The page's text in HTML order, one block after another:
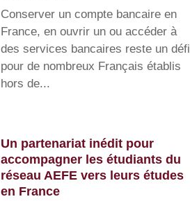
Conserver un compte bancaire en
France, en ouvrir un ou accéder à
des services bancaires reste un défi
pour de nombreux Français établis
hors de...
Un partenariat inédit pour
accompagner les étudiants du
réseau AEFE vers leurs études
en France